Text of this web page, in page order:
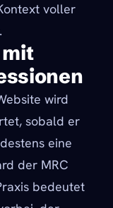
voller
mit
wird
sobald er
eine
der MRC
bedeutet